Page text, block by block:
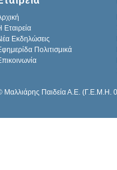
Εταιρεία
Εκδηλώσεις
Πολιτισμικά
Μαλλιάρης Παιδεία Α.Ε. (Γ.Ε.Μ.Η.